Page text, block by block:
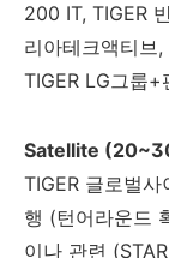
200 IT, TIGER
리아테크액티브
TIGER LG그룹+
Satellite
TIGER 글로벌사
행 (턴어라운드
이나 관련